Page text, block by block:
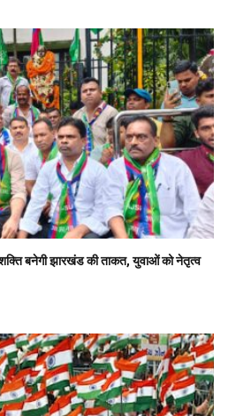
बनेगी झारखंड की ताकत, युवाओं को नेतृत्व